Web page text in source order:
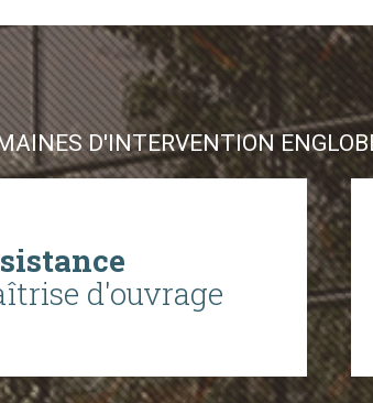
D'INTERVENTION
d'ouvrage